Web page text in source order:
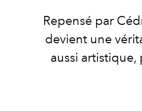
Repensé par
devient une
aussi